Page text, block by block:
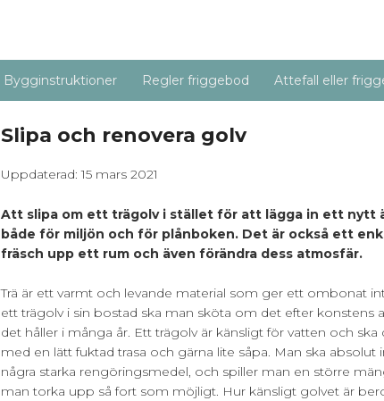
Bygginstruktioner Regler friggebod Attefall eller
Slipa och renovera golv
Uppdaterad: 15 mars 2021
Att slipa om ett trägolv i stället för att lägga in ett nytt
både för miljön och för plånboken. Det är också ett
fräsch upp ett rum och även förändra dess atmosfär.
Trä är ett varmt och levande material som ger ett ombonat
ett trägolv i sin bostad ska man sköta om det efter konstens
det håller i många år. Ett trägolv är känsligt för vatten och ska
med en lätt fuktad trasa och gärna lite såpa. Man ska absolut
några starka rengöringsmedel, och spiller man en större
man torka upp så fort som möjligt. Hur känsligt golvet är